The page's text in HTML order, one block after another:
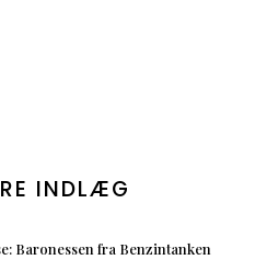
INDLÆG
Baronessen fra Benzintanken